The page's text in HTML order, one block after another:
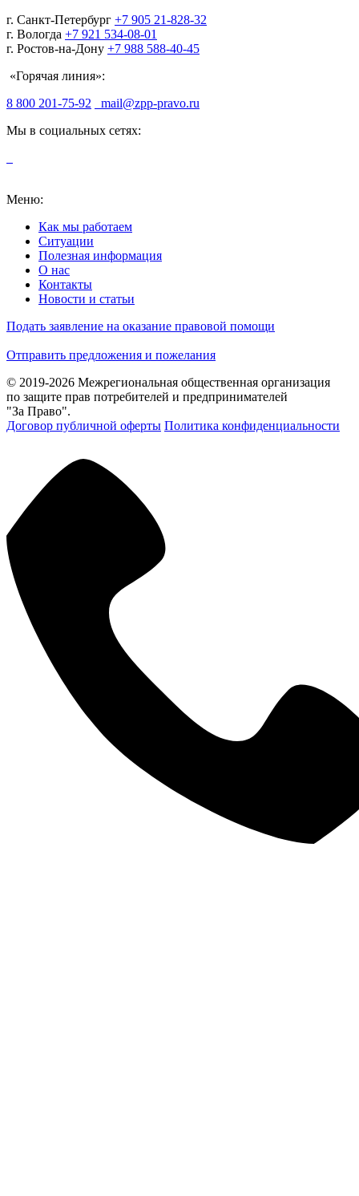
г. Санкт-Петербург +7 905 21-828-32
г. Вологда +7 921 534-08-01
г. Ростов-на-Дону +7 988 588-40-45
«Горячая линия»:
8 800 201-75-92
mail@zpp-pravo.ru
Мы в социальных сетях:
Меню:
Как мы работаем
Ситуации
Полезная информация
О нас
Контакты
Новости и статьи
Подать заявление на оказание правовой помощи
Отправить предложения и пожелания
© 2019-2026 Межрегиональная общественная организация
по защите прав потребителей и предпринимателей
"За Право".
Договор публичной оферты Политика конфиденциальности